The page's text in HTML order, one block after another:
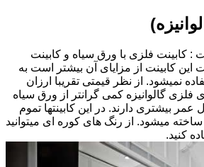
: کابینت فلزی با ورق سیاه و کابینت
این کابینت از مزایای آن بیشتر است به
نمیشود. از نظر قیمتی تقریبا ارزان
فلزی گالوانیزه کمی گرانتر از ورق سیاه
بیشتری دارند. در این کابینتها تموم
میشود. از رنگ های کوره ای میتوانید
کنید.